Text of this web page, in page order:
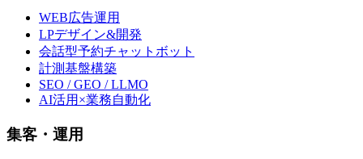
WEB広告運用
LPデザイン&開発
会話型予約チャットボット
計測基盤構築
SEO / GEO / LLMO
AI活用×業務自動化
集客・運用